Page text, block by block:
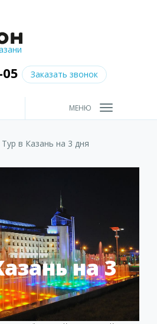
Заказать звонок
МЕНЮ
Тур в Казань на 3 дня
на 3